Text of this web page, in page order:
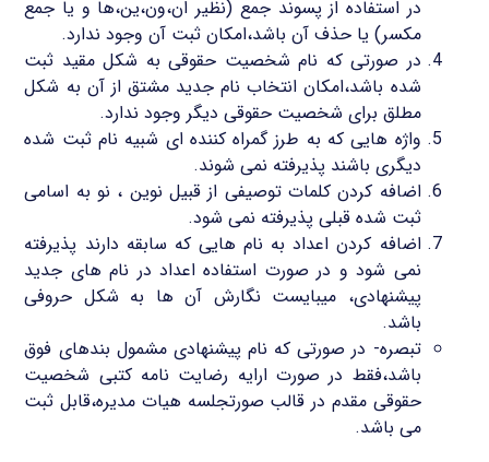
در استفاده از پسوند جمع (نظیر ان،ون،ین،ها و یا جمع
مکسر) یا حذف آن باشد،امکان ثبت آن وجود ندارد.
در صورتی که نام شخصیت حقوقی به شکل مقید ثبت
شده باشد،امکان انتخاب نام جدید مشتق از آن به شکل
مطلق برای شخصیت حقوقی دیگر وجود ندارد.
واژه هایی که به طرز گمراه کننده ای شبیه نام ثبت شده
دیگری باشند پذیرفته نمی شوند.
اضافه کردن کلمات توصیفی از قبیل نوین ، نو به اسامی
ثبت شده قبلی پذیرفته نمی شود.
اضافه کردن اعداد به نام هایی که سابقه دارند پذیرفته
نمی شود و در صورت استفاده اعداد در نام های جدید
پیشنهادی، میبایست نگارش آن ها به شکل حروفی
باشد.
تبصره- در صورتی که نام پیشنهادی مشمول بندهای فوق
باشد،فقط در صورت ارایه رضایت نامه کتبی شخصیت
حقوقی مقدم در قالب صورتجلسه هیات مدیره،قابل ثبت
می باشد.